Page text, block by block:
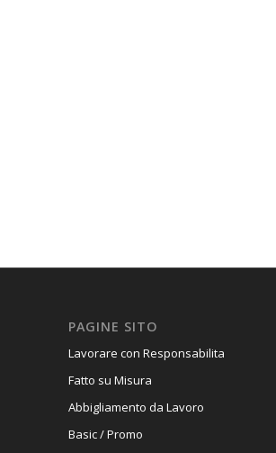
PAGINE SITO
Lavorare con Responsabilita
Fatto su Misura
Abbigliamento da Lavoro
Basic / Promo